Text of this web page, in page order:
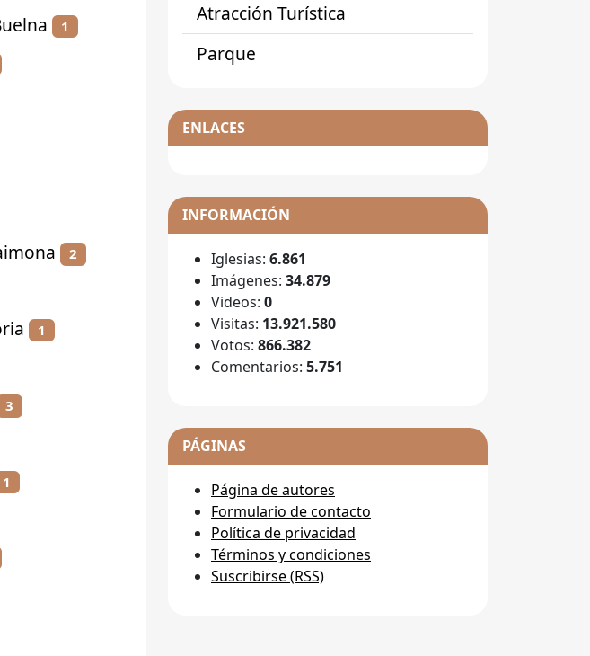
1
2
1
3
1
Atracción Turística
Parque
ENLACES
INFORMACIÓN
Iglesias: 6.861
Imágenes: 34.879
Videos: 0
Visitas: 13.921.580
Votos: 866.382
Comentarios: 5.751
PÁGINAS
Página de autores
Formulario de contacto
Política de privacidad
Términos y condiciones
Suscribirse (RSS)